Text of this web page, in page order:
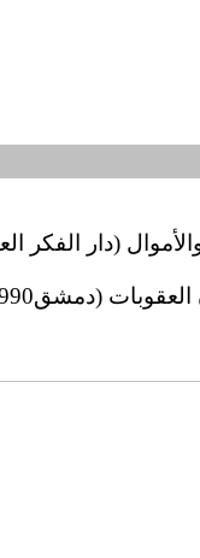
(دار الفكر
العقوبات (دمشق